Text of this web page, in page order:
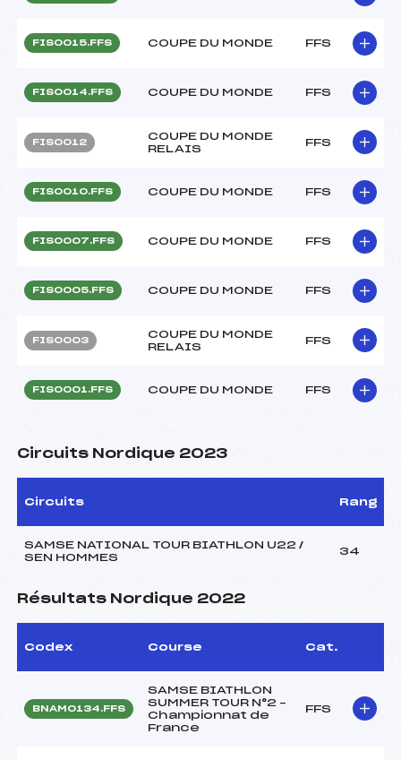
FIS0015.FFS COUPE DU MONDE FFS
FIS0014.FFS COUPE DU MONDE FFS
FIS0012
COUPE DU MONDE
RELAIS
FFS
FIS0010.FFS COUPE DU MONDE FFS
FIS0007.FFS COUPE DU MONDE FFS
FIS0005.FFS COUPE DU MONDE FFS
FIS0003
COUPE DU MONDE
RELAIS
FFS
FIS0001.FFS COUPE DU MONDE FFS
Circuits Nordique 2023
Circuits Rang
SAMSE NATIONAL TOUR BIATHLON U22 /
SEN HOMMES
34
Résultats Nordique 2022
Codex Course Cat.
BNAM0134.FFS
SAMSE BIATHLON
SUMMER TOUR N°2 –
Championnat de
France
FFS